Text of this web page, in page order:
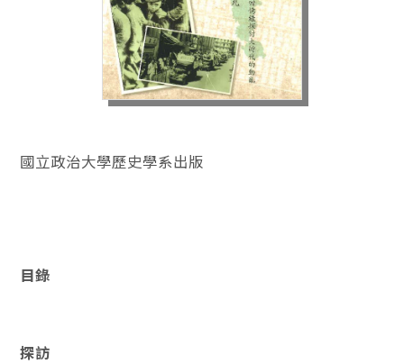
國立政治大學歷史學系出版
目錄
探訪